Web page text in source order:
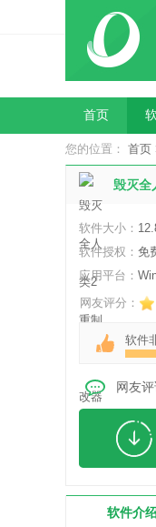
首页
您的位置： 首页
毁灭全
软件大小：
软件授权： 免
应用平台：
网友评分：
软件
网友
软件介